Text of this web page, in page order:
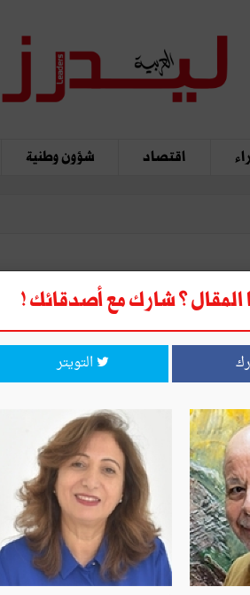
اقتصاد شؤون وطنية
؟ شارك مع أصدقائك !
التويتر